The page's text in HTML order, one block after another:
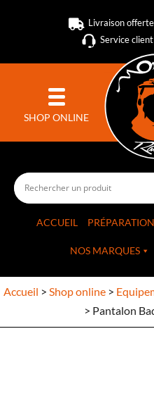
Livraison
Service
SHOP ONLINE
ACCUEIL PRÉPARATION
NOS MARQUES
Accueil > Shop online>
> Pantalon